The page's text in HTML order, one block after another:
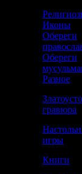
Иконы
Обереги
Обереги
Разное
гравюра
игры
Книги